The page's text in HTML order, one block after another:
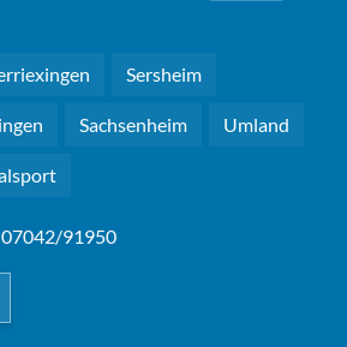
Sersheim
Sachsenheim Umland
07042/91950